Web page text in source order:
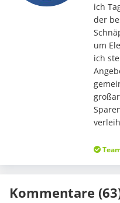
ich
der
um
ich
Kommentare